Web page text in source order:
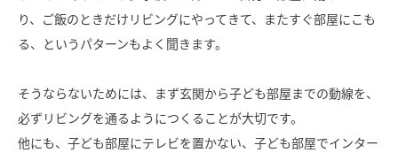
り、ご飯のときだけリビングにやってきて、またすぐ部屋にこも
る、というパターンもよく聞きます。
そうならないためには、まず玄関から子ども部屋までの動線を、
必ずリビングを通るようにつくることが大切です。
他にも、子ども部屋にテレビを置かない、子ども部屋でインター